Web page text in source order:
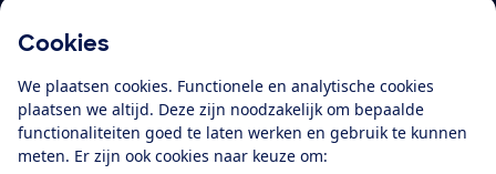
Cookies
We plaatsen cookies. Functionele en analytische cookies
plaatsen we altijd. Deze zijn noodzakelijk om bepaalde
functionaliteiten goed te laten werken en gebruik te kunnen
meten. Er zijn ook cookies naar keuze om:
Alles over de